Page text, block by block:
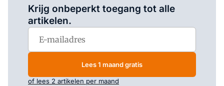
Krijg onbeperkt toegang tot alle
artikelen.
Lees 1 maand gratis
of lees 2 artikelen per maand